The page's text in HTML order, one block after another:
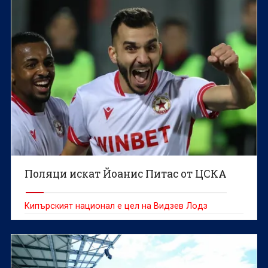
Поляци искат Йоанис Питас от ЦСКА
Кипърският национал е цел на Видзев Лодз